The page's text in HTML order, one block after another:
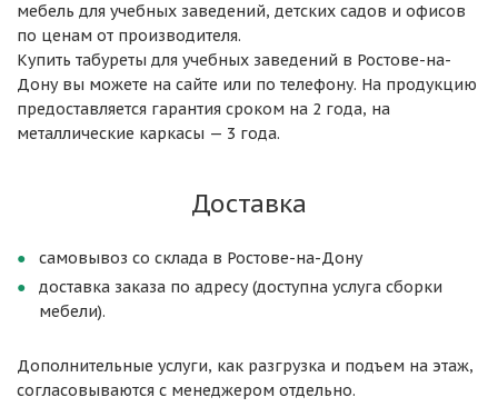
мебель для учебных заведений, детских садов и офисов
по ценам от производителя.
Купить табуреты для учебных заведений в Ростове-на-
Дону вы можете на сайте или по телефону. На продукцию
предоставляется гарантия сроком на 2 года, на
металлические каркасы — 3 года.
Доставка
самовывоз со склада в Ростове-на-Дону
доставка заказа по адресу (доступна услуга сборки
мебели).
Дополнительные услуги, как разгрузка и подъем на этаж,
согласовываются с менеджером отдельно.